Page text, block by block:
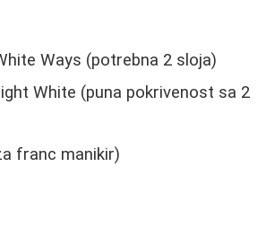
Ways (potrebna 2 sloja)
White (puna pokrivenost sa 2
franc manikir)